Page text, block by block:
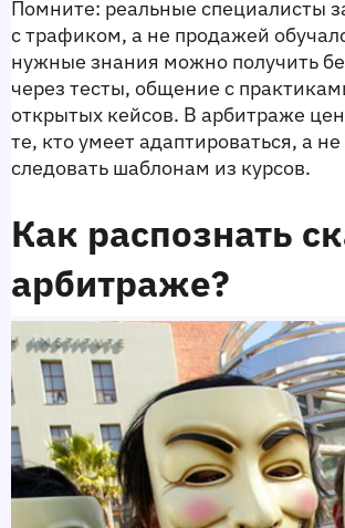
Помните: реальные специалисты
с трафиком, а не продажей
нужные знания можно получить
через тесты, общение с
открытых кейсов. В арбитраже
те, кто умеет адаптироваться, а
следовать шаблонам из курсов.
Как распознать
арбитраже?